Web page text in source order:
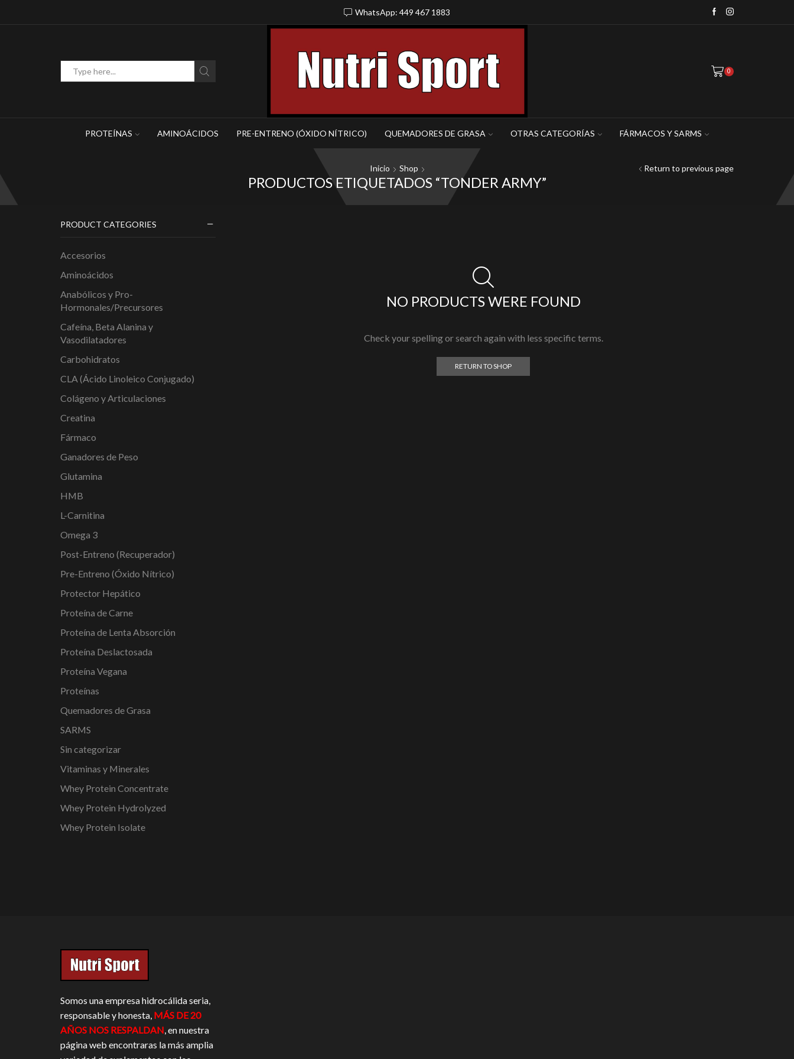
WhatsApp: 449 467 1883 WhatsApp: 449 467 1883
0
PROTEÍNAS AMINOÁCIDOS PRE-ENTRENO (ÓXIDO NÍTRICO) QUEMADORES DE GRASA OTRAS CATEGORÍAS FÁRMACOS Y SARMS
Inicio Shop
PRODUCTOS ETIQUETADOS “TONDER ARMY”
Return to previous page
NO PRODUCTS WERE FOUND
Check your spelling or search again with less specific terms.
RETURN TO SHOP
PRODUCT CATEGORIES
Accesorios
Aminoácidos
Anabólicos y Pro-
Hormonales/Precursores
Cafeína, Beta Alanina y
Vasodilatadores
Carbohidratos
CLA (Ácido Linoleico Conjugado)
Colágeno y Articulaciones
Creatina
Fármaco
Ganadores de Peso
Glutamina
HMB
L-Carnitina
Omega 3
Post-Entreno (Recuperador)
Pre-Entreno (Óxido Nítrico)
Protector Hepático
Proteína de Carne
Proteína de Lenta Absorción
Proteína Deslactosada
Proteína Vegana
Proteínas
Quemadores de Grasa
SARMS
Sin categorizar
Vitaminas y Minerales
Whey Protein Concentrate
Whey Protein Hydrolyzed
Whey Protein Isolate
Somos una empresa hidrocálida seria,
responsable y honesta, MÁS DE 20
AÑOS NOS RESPALDAN, en nuestra
página web encontraras la más amplia